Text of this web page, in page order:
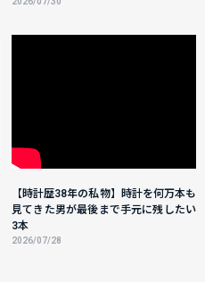
【時計歴38年の私物】時計を何万本も
見てきた男が最後まで手元に残したい
3本
2026/07/28